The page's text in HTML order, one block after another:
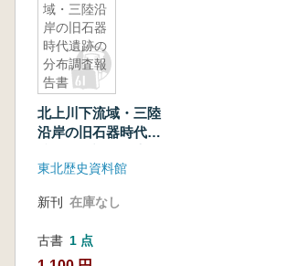
域・三陸沿
岸の旧石器
時代遺跡の
分布調査報
告書
北上川下流域・三陸
沿岸の旧石器時代遺
東北歴史資料館
新刊 在庫なし
古書 1 点